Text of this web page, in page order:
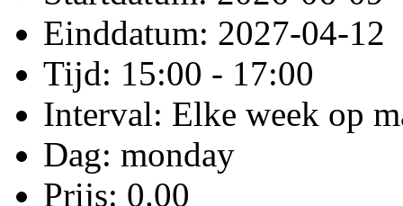
Einddatum: 2027-04-12
Tijd: 15:00 - 17:00
Interval: Elke week op
Dag: monday
Prijs: 0.00